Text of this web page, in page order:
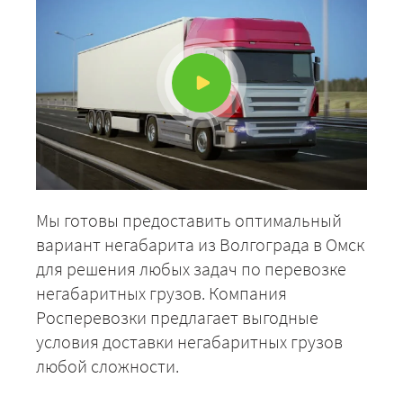
Мы готовы предоставить оптимальный
вариант негабарита из Волгограда в Омск
для решения любых задач по перевозке
негабаритных грузов. Компания
Росперевозки предлагает выгодные
условия доставки негабаритных грузов
любой сложности.